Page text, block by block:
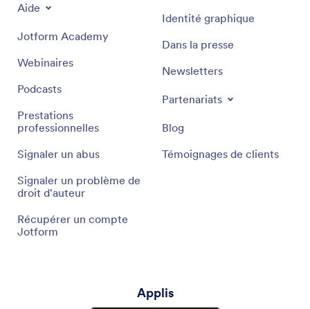
Aide
Jotform Academy
Webinaires
Podcasts
Prestations
professionnelles
Signaler un abus
Signaler un problème de
droit d'auteur
Récupérer un compte
Jotform
Identité graphique
Dans la presse
Newsletters
Partenariats
Blog
Témoignages de clients
Applis